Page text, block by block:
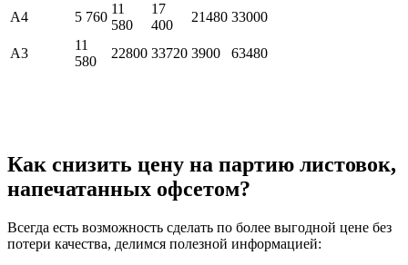
А4
5 760
11
580
17
400
21480 33000
А3
11
580
22800 33720 3900 63480
Как снизить цену на партию листовок,
напечатанных офсетом?
Всегда есть возможность сделать по более выгодной цене без
потери качества, делимся полезной информацией: